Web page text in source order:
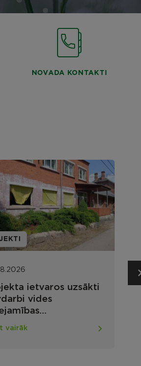
NOVADA KONTAKTI
ietvaros uzsākti
vides
Maltas
pārvaldes ēkā
vairāk